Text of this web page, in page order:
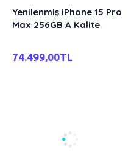
Yenilenmiş iPhone 15 Pro
Max 256GB A Kalite
74.499,00TL